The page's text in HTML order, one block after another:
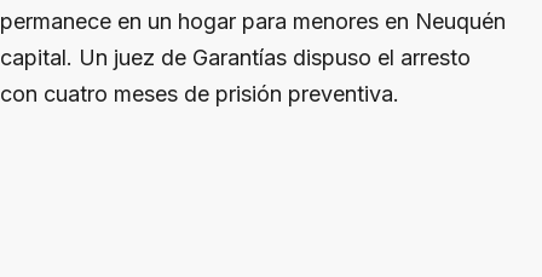
permanece en un hogar para menores en Neuquén
capital. Un juez de Garantías dispuso el arresto
con cuatro meses de prisión preventiva.